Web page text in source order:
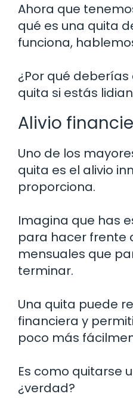
Ahora que
qué es una quita
funciona,
¿Por qué
quita si estás
Alivio
Uno de los
quita es el alivio
proporciona.
Imagina que has
para hacer frente
mensuales que
terminar.
Una quita puede
financiera y
poco más
Es como quitarse
¿verdad?